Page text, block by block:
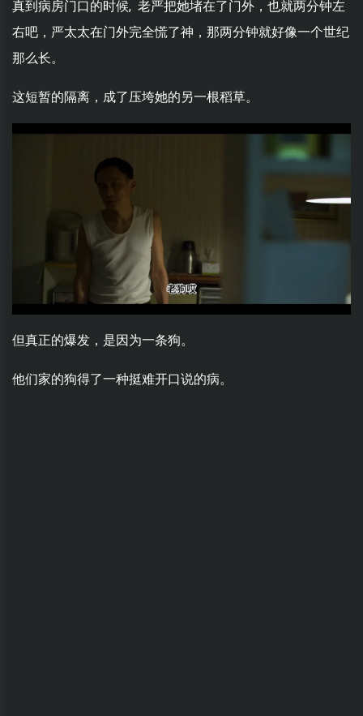
真到病房门口的时候, 老严把她堵在了门外，也就两分钟左
右吧，严太太在门外完全慌了神，那两分钟就好像一个世纪
那么长。
这短暂的隔离，成了压垮她的另一根稻草。
但真正的爆发，是因为一条狗。
他们家的狗得了一种挺难开口说的病。